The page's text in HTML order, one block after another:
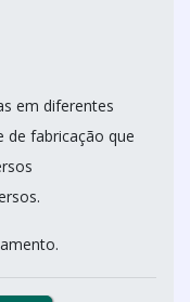
em diferentes
de fabricação que